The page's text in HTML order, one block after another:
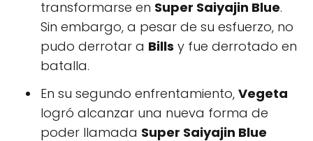
transformarse en Super Saiyajin Blue.
Sin embargo, a pesar de su esfuerzo, no
pudo derrotar a Bills y fue derrotado en
batalla.
En su segundo enfrentamiento, Vegeta
logró alcanzar una nueva forma de
poder llamada Super Saiyajin Blue